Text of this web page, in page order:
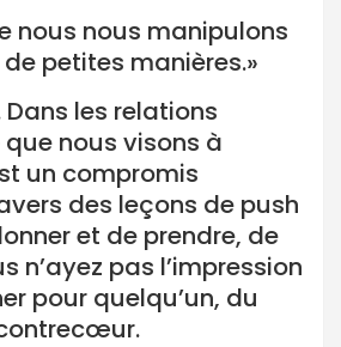
nous nous manipulons
petites manières.»
Dans les relations
nous visons à
un compromis
des leçons de push
et de prendre, de
n’ayez pas l’impression
pour quelqu’un, du